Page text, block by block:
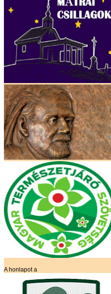
A honlapot a